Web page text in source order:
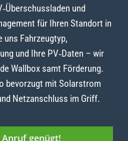
und
für Ihren Standort in
uns Fahrzeugtyp,
und Ihre PV‑Daten – wir
Wallbox samt Förderung.
bevorzugt mit Solarstrom
Netzanschluss im Griff.
Anruf genügt!